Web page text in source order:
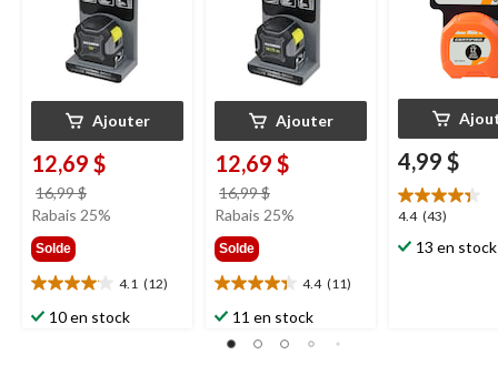
Ajouter
12,69 $
16,99 $
était
Rabais 25%
Solde
4.1 (12)
4.1
étoile(s)
10 en stock
Ajouter
12,69 $
16,99 $
était
Rabais 25%
Solde
4.4 (11)
4.4
étoile(s)
sur
11 en stock
4,99 $
4.4 (43)
4.4
étoile(s)
sur
13 en stock